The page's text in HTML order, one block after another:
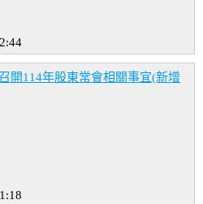
開114年股東常會相關事宜(新增